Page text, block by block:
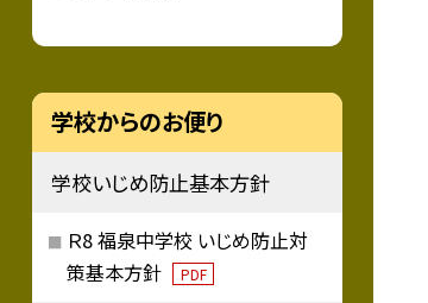
学校からのお便り
学校いじめ防止基本方針
Ｒ8 福泉中学校 いじめ防止対
策基本方針
PDF